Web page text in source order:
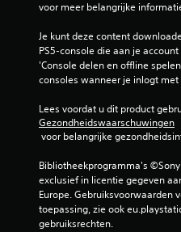
voor meer belangrijke
Je kunt deze content
PS5-console die aan je
'Console delen en offline
consoles wanneer je inlogt
Lees voordat u dit product
Gezondheidswaarschuwingen
voor belangrijke
Bibliotheekprogramma's
exclusief in licentie gegeven
Europe. Gebruiksvoorwaarden
toepassing, zie ook
gebruiksrechten.